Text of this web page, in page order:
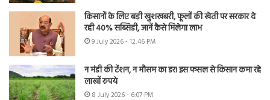
किसानों के लिए बड़ी खुशखबरी, फूलों की खेती पर सरकार दे
रही 40% सब्सिडी, जानें कैसे मिलेगा लाभ
9 July 2026 - 12:46 PM
न मंडी की टेंशन, न मौसम का डर! इस फसल से किसान कमा रहे
लाखों रुपये
8 July 2026 - 6:07 PM